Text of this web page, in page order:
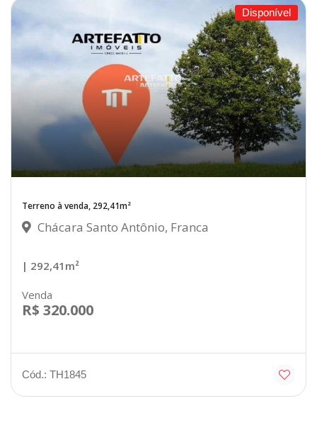
Disponível
Terreno à venda, 292,41m²
Chácara Santo Antônio, Franca
| 292,41m²
Venda
R$ 320.000
Cód.: TH1845